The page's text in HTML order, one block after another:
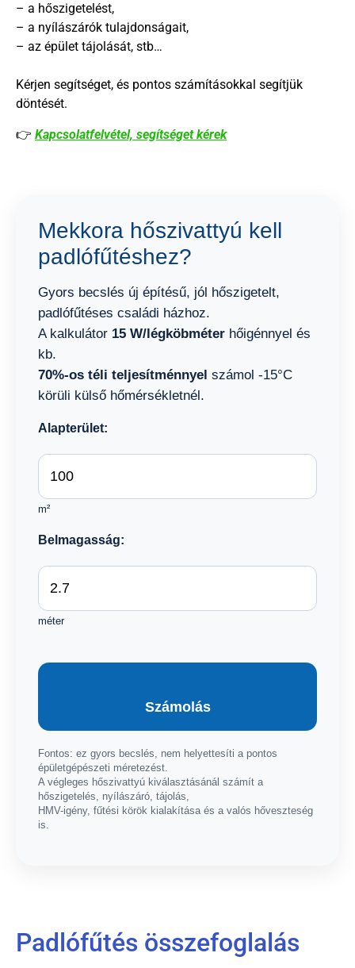
– a hőszigetelést,
– a nyílászárók tulajdonságait,
– az épület tájolását, stb…
Kérjen segítséget, és pontos számításokkal segítjük
döntését.
👉 Kapcsolatfelvétel, segítséget kérek
Mekkora hőszivattyú kell
padlófűtéshez?
Gyors becslés új építésű, jól hőszigetelt,
padlófűtéses családi házhoz.
A kalkulátor 15 W/légköbméter hőigénnyel és
kb.
70%-os téli teljesítménnyel számol -15°C
körüli külső hőmérsékletnél.
Alapterület:
m²
Belmagasság:
méter
Számolás
Fontos: ez gyors becslés, nem helyettesíti a pontos
épületgépészeti méretezést.
A végleges hőszivattyú kiválasztásánál számít a
hőszigetelés, nyílászáró, tájolás,
HMV-igény, fűtési körök kialakítása és a valós hőveszteség
is.
Padlófűtés összefoglalás